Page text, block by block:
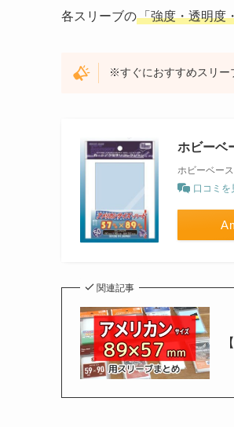
各スリーブの「強度・透明度
※すぐにおすすめスリー
ホビーベ
ホビーベー
口コミを
関連記事